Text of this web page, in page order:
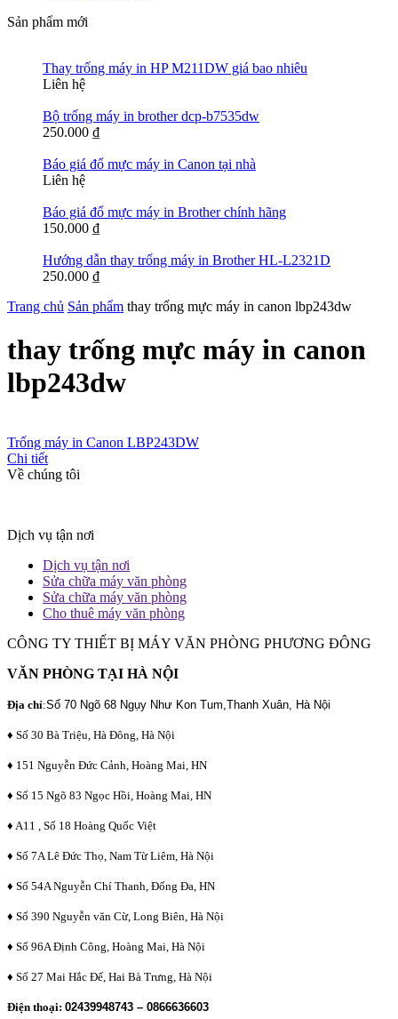
Sản phẩm mới
Thay trống máy in HP M211DW giá bao nhiêu
Liên hệ
Bộ trống máy in brother dcp-b7535dw
250.000 ₫
Báo giá đổ mực máy in Canon tại nhà
Liên hệ
Báo giá đổ mực máy in Brother chính hãng
150.000 ₫
Hướng dẫn thay trống máy in Brother HL-L2321D
250.000 ₫
Trang chủ Sản phẩm thay trống mực máy in canon lbp243dw
thay trống mực máy in canon
lbp243dw
Trống máy in Canon LBP243DW
Chi tiết
Về chúng tôi
Dịch vụ tận nơi
Dịch vụ tận nơi
Sửa chữa máy văn phòng
Sửa chữa máy văn phòng
Cho thuê máy văn phòng
CÔNG TY THIẾT BỊ MÁY VĂN PHÒNG PHƯƠNG ĐÔNG
VĂN PHÒNG TẠI HÀ NỘI
Địa chỉ:Số 70 Ngõ 68 Ngụy Như Kon Tum,Thanh Xuân, Hà Nội
♦ Số 30 Bà Triệu, Hà Đông, Hà Nội
♦ 151 Nguyễn Đức Cảnh, Hoàng Mai, HN
♦ Số 15 Ngõ 83 Ngọc Hồi, Hoàng Mai, HN
♦ A11 , Số 18 Hoàng Quốc Việt
♦ Số 7A Lê Đức Thọ, Nam Từ Liêm, Hà Nội
♦ Số 54A Nguyễn Chí Thanh, Đống Đa, HN
♦ Số 390 Nguyễn văn Cừ, Long Biên, Hà Nội
♦ Số 96A Định Công, Hoàng Mai, Hà Nội
♦ Số 27 Mai Hắc Đế, Hai Bà Trưng, Hà Nội
Điện thoại: 02439948743 – 0866636603